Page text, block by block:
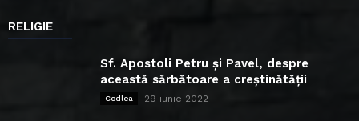
RELIGIE
Sf. Apostoli Petru și Pavel, despre
această sărbătoare a creștinătății
Codlea 29 iunie 2022